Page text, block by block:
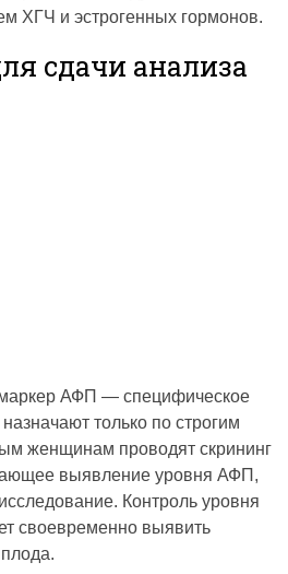
ХГЧ и эстрогенных гормонов.
сдачи анализа
АФП — специфическое
только по строгим
женщинам проводят скрининг
выявление уровня АФП,
Контроль уровня
своевременно выявить